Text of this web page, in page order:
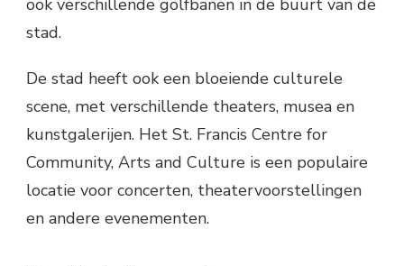
ook verschillende golfbanen in de buurt van de
stad.
De stad heeft ook een bloeiende culturele
scene, met verschillende theaters, musea en
kunstgalerijen. Het St. Francis Centre for
Community, Arts and Culture is een populaire
locatie voor concerten, theatervoorstellingen
en andere evenementen.